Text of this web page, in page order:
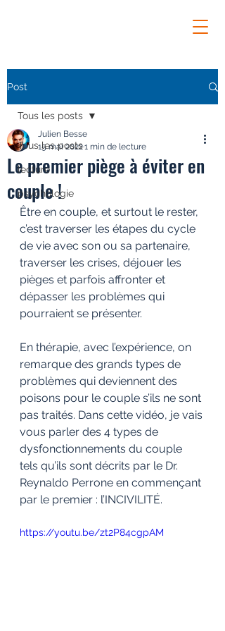
Post
Tous les posts
lecture
psychologie
Tous les posts
Le premier piège à éviter en
couple !
Julien Besse
15 mai 20221 min de lecture
Être en couple, et surtout le rester,
c’est traverser les étapes du cycle
de vie avec son ou sa partenaire,
traverser les crises, déjouer les
pièges et parfois affronter et
dépasser les problèmes qui
pourraient se présenter.
En thérapie, avec l’expérience, on
remarque des grands types de
problèmes qui deviennent des
poisons pour le couple s’ils ne sont
pas traités. Dans cette vidéo, je vais
vous parler des 4 types de
dysfonctionnements du couple
tels qu’ils sont décrits par le Dr.
Reynaldo Perrone en commençant
par le premier : l’INCIVILITÉ.
https://youtu.be/zt2P84cgpAM